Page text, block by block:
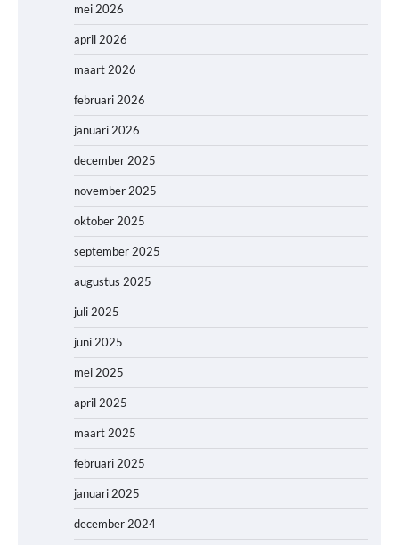
mei 2026
april 2026
maart 2026
februari 2026
januari 2026
december 2025
november 2025
oktober 2025
september 2025
augustus 2025
juli 2025
juni 2025
mei 2025
april 2025
maart 2025
februari 2025
januari 2025
december 2024